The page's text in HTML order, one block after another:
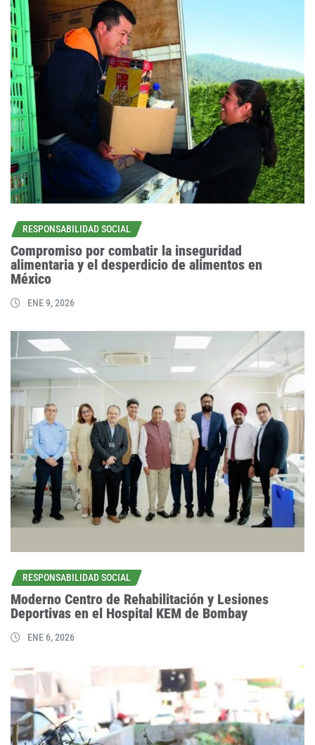
RESPONSABILIDAD SOCIAL
Compromiso por combatir la inseguridad
alimentaria y el desperdicio de alimentos en
México
ENE 9, 2026
RESPONSABILIDAD SOCIAL
Moderno Centro de Rehabilitación y Lesiones
Deportivas en el Hospital KEM de Bombay
ENE 6, 2026